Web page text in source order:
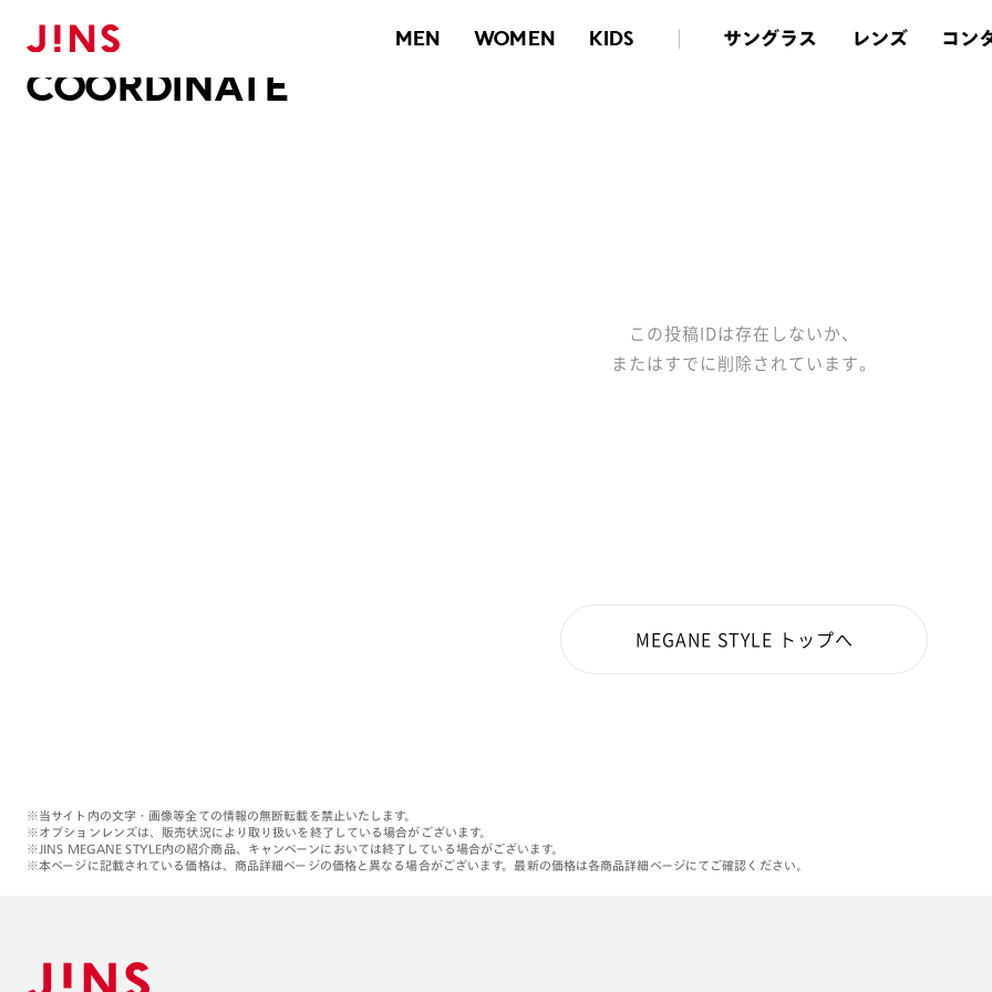
MEN WOMEN KIDS サングラス レンズ コン
メガネのJINS TOP
COORDINATE
この投稿IDは存在しないか、
またはすでに削除されています。
MEGANE STYLE トップへ
※当サイト内の文字・画像等全ての情報の無断転載を禁止いたします。
※オプションレンズは、販売状況により取り扱いを終了している場合がございます。
※JINS MEGANE STYLE内の紹介商品、キャンペーンにおいては終了している場合がございます。
※本ページに記載されている価格は、商品詳細ページの価格と異なる場合がございます。最新の価格は各商品詳細ページにてご確認ください。